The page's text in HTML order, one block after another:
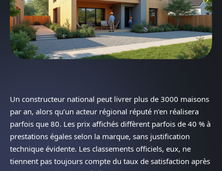
Un constructeur national peut livrer plus de 3000 maisons
par an, alors qu’un acteur régional réputé n’en réalisera
parfois que 80. Les prix affichés diffèrent parfois de 40 % à
prestations égales selon la marque, sans justification
technique évidente. Les classements officiels, eux, ne
tiennent pas toujours compte du taux de satisfaction après